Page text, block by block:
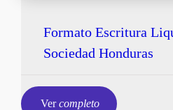
Formato Escritura
Sociedad Honduras
Vercompleto